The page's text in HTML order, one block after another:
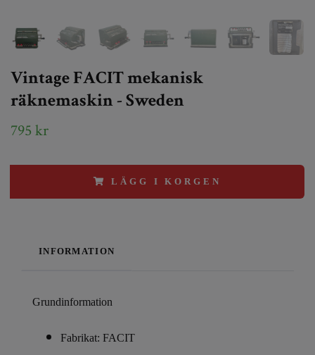
Vintage FACIT mekanisk
räknemaskin - Sweden
795 kr
LÄGG I KORGEN
INFORMATION
Grundinformation
Fabrikat: FACIT